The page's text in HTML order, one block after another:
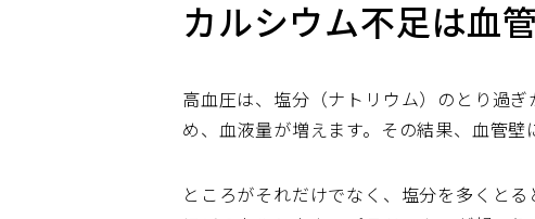
カルシウム不足は血
高血圧は、塩分（ナトリウム）のとり過
め、血液量が増えます。その結果、血管壁
ところがそれだけでなく、塩分を多くと